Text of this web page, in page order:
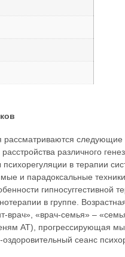
рассматриваются
различного
в терапии
и парадоксальные
в группе.
врач», «врач-семья» –
АТ), прогрессирующая
сеанс